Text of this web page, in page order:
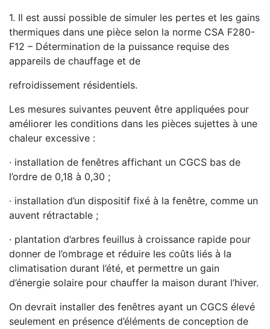
1. Il est aussi possible de simuler les pertes et les gains
thermiques dans une pièce selon la norme CSA F280-
F12 – Détermination de la puissance requise des
appareils de chauffage et de
refroidissement résidentiels.
Les mesures suivantes peuvent être appliquées pour
améliorer les conditions dans les pièces sujettes à une
chaleur excessive :
· installation de fenêtres affichant un CGCS bas de
l’ordre de 0,18 à 0,30 ;
· installation d’un dispositif fixé à la fenêtre, comme un
auvent rétractable ;
· plantation d’arbres feuillus à croissance rapide pour
donner de l’ombrage et réduire les coûts liés à la
climatisation durant l’été, et permettre un gain
d’énergie solaire pour chauffer la maison durant l’hiver.
On devrait installer des fenêtres ayant un CGCS élevé
seulement en présence d’éléments de conception de